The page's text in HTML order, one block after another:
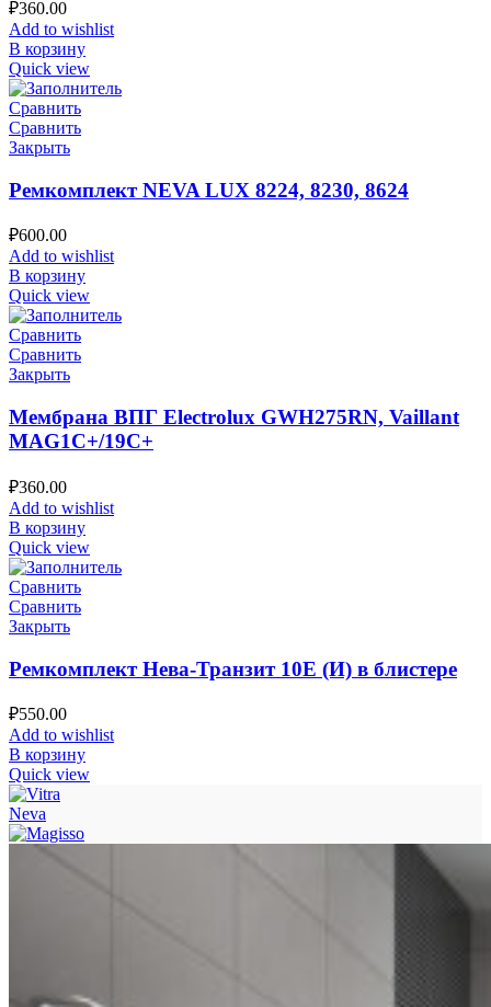
₽360.00
Add to wishlist
В корзину
Quick view
Сравнить
Сравнить
Закрыть
Ремкомплект NEVA LUX 8224, 8230, 8624
₽600.00
Add to wishlist
В корзину
Quick view
Сравнить
Сравнить
Закрыть
Мембрана ВПГ Electrolux GWH275RN, Vaillant
MAG1C+/19C+
₽360.00
Add to wishlist
В корзину
Quick view
Сравнить
Сравнить
Закрыть
Ремкомплект Нева-Транзит 10Е (И) в блистере
₽550.00
Add to wishlist
В корзину
Quick view
Neva